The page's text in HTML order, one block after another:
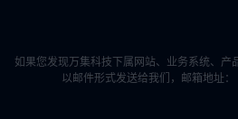
如果您发现万集科技下属网站、业务系统、产
以邮件形式发送给我们，邮箱地址：